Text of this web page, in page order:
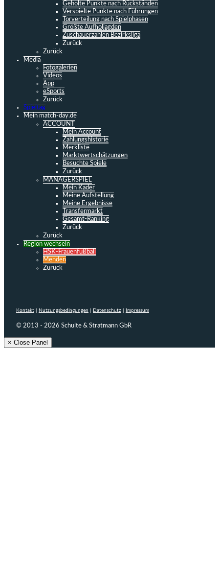
Geholte Punkte nach Rückständen
Verspielte Punkte nach Führungen
Torverteilung nach Spielphasen
Größte Aufholjagden
Zuschauerzahlen Bezirksliga
Zurück
Zurück
Media
Fotogalerien
Videos
App
eSports
Zurück
Spieltag
Mein match-day.de
ACCOUNT
Mein Account
Zahlungshistorie
Merkliste
Marktwertschätzungen
Besuchte Spiele
Zurück
MANAGERSPIEL
Mein Kader
Meine Aufstellung
Meine Ergebnisse
Transfermarkt
Gesamt-Ranking
Zurück
Zurück
Region wechseln
HSK-Frauenfußball
Menden
Zurück
Kontakt Nutzungsbedingungen Datenschutz Impressum
© 2013 - 2026 Schulte & Stratmann GbR
× Close Panel